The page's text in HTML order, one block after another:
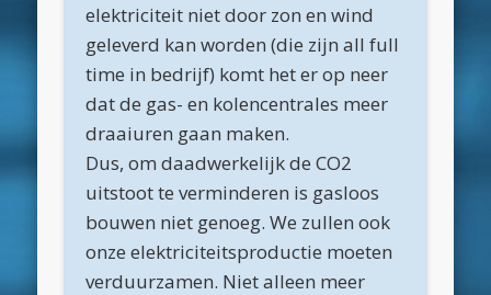
november 2020
oktober 2020
september 2020
augustus 2020
juni 2020
mei 2020
elektriciteit niet door zon en wind
geleverd kan worden (die zijn all full
time in bedrijf) komt het er op neer
dat de gas- en kolencentrales meer
draaiuren gaan maken.
Dus, om daadwerkelijk de CO2
uitstoot te verminderen is gasloos
bouwen niet genoeg. We zullen ook
onze elektriciteitsproductie moeten
verduurzamen. Niet alleen meer